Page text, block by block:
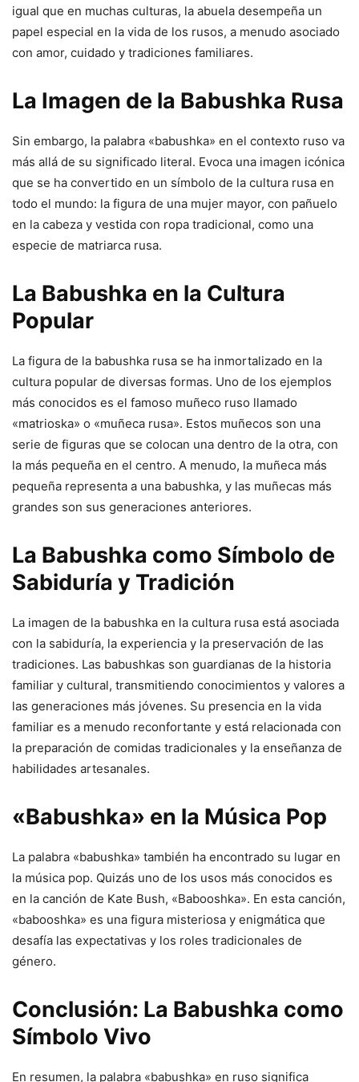
igual que en muchas culturas, la abuela desempeña un
papel especial en la vida de los rusos, a menudo asociado
con amor, cuidado y tradiciones familiares.
La Imagen de la Babushka Rusa
Sin embargo, la palabra «babushka» en el contexto ruso va
más allá de su significado literal. Evoca una imagen icónica
que se ha convertido en un símbolo de la cultura rusa en
todo el mundo: la figura de una mujer mayor, con pañuelo
en la cabeza y vestida con ropa tradicional, como una
especie de matriarca rusa.
La Babushka en la Cultura
Popular
La figura de la babushka rusa se ha inmortalizado en la
cultura popular de diversas formas. Uno de los ejemplos
más conocidos es el famoso muñeco ruso llamado
«matrioska» o «muñeca rusa». Estos muñecos son una
serie de figuras que se colocan una dentro de la otra, con
la más pequeña en el centro. A menudo, la muñeca más
pequeña representa a una babushka, y las muñecas más
grandes son sus generaciones anteriores.
La Babushka como Símbolo de
Sabiduría y Tradición
La imagen de la babushka en la cultura rusa está asociada
con la sabiduría, la experiencia y la preservación de las
tradiciones. Las babushkas son guardianas de la historia
familiar y cultural, transmitiendo conocimientos y valores a
las generaciones más jóvenes. Su presencia en la vida
familiar es a menudo reconfortante y está relacionada con
la preparación de comidas tradicionales y la enseñanza de
habilidades artesanales.
«Babushka» en la Música Pop
La palabra «babushka» también ha encontrado su lugar en
la música pop. Quizás uno de los usos más conocidos es
en la canción de Kate Bush, «Babooshka». En esta canción,
«babooshka» es una figura misteriosa y enigmática que
desafía las expectativas y los roles tradicionales de
género.
Conclusión: La Babushka como
Símbolo Vivo
En resumen, la palabra «babushka» en ruso significa